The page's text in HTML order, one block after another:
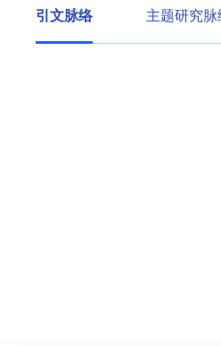
引文脉络 主题研究脉